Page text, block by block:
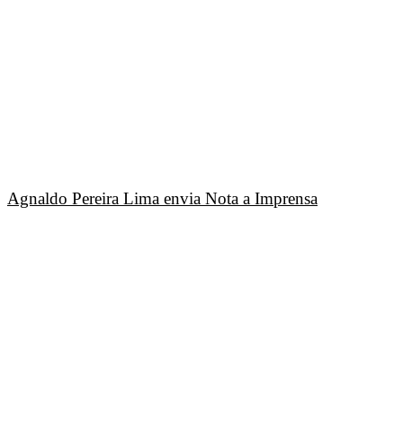
Agnaldo Pereira Lima envia Nota a Imprensa